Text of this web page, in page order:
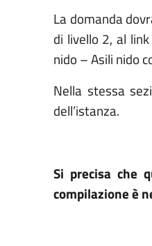
La domanda
di livello 2, al link
nido – Asili nido
Nella stessa
dell’istanza.
Si precisa che
compilazione è